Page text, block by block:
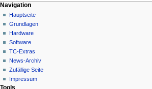
N
a
v
g
a
i
Seitenaktionen
Seite
Diskussion
Lesen
Quelltext
anzeigen
Versionsgeschichte
Meine Werkzeuge
Deutsch
Anmelden
Navigation
Hauptseite
Grundlagen
Hardware
Software
TC-Extras
News-Archiv
Zufällige Seite
Impressum
Tools